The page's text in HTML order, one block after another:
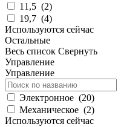
11,5 (2)
19,7 (4)
Используются сейчас
Остальные
Весь список Свернуть
Управление
Управление
Электронное (20)
Механическое (2)
Используются сейчас